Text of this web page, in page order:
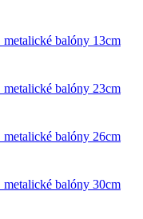
metalické balóny 13cm
metalické balóny 23cm
metalické balóny 26cm
metalické balóny 30cm